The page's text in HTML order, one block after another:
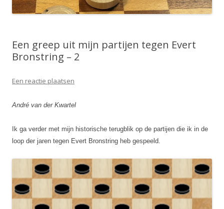
Een greep uit mijn partijen tegen Evert
Bronstring – 2
Een reactie plaatsen
André van der Kwartel
Ik ga verder met mijn historische terugblik op de partijen die ik in de
loop der jaren tegen Evert Bronstring heb gespeeld.